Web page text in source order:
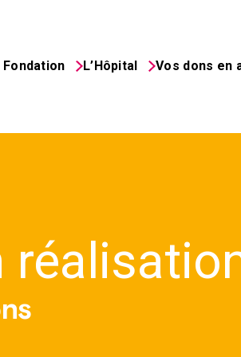
Fondation L’Hôpital Vos dons en